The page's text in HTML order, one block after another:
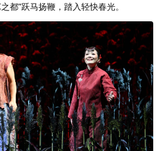
都”跃马扬鞭，踏入轻快春光。